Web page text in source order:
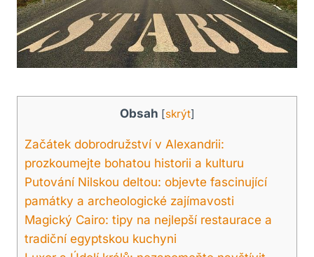
Obsah [skrýt]
Začátek dobrodružství v Alexandrii:
prozkoumejte bohatou historii a kulturu
Putování Nilskou deltou: objevte fascinující
památky a archeologické zajímavosti
Magický Cairo: tipy na nejlepší restaurace a
tradiční egyptskou kuchyni